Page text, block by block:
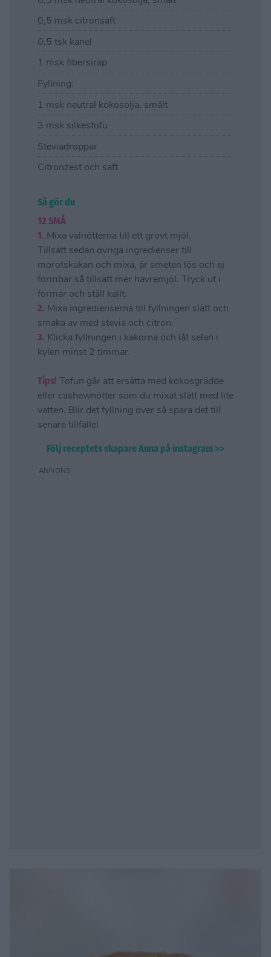
0,5 msk citronsaft
0,5 tsk kanel
1 msk fibersirap
Fyllning:
1 msk neutral kokosolja, smält
3 msk silkestofu
Steviadroppar
Citronzest och saft
Så gör du
12 SMÅ
1. Mixa valnötterna till ett grovt mjöl.
Tillsätt sedan övriga ingredienser till
morotskakan och mixa, är smeten lös och ej
formbar så tillsätt mer havremjöl. Tryck ut i
formar och ställ kallt.
2. Mixa ingredienserna till fyllningen slätt och
smaka av med stevia och citron.
3. Klicka fyllningen i kakorna och låt selan i
kylen minst 2 timmar.
Tips! Tofun går att ersätta med kokosgrädde
eller cashewnötter som du mixat slätt med lite
vatten. Blir det fyllning över så spara det till
senare tillfälle!
Följ receptets skapare Anna på instagram >>